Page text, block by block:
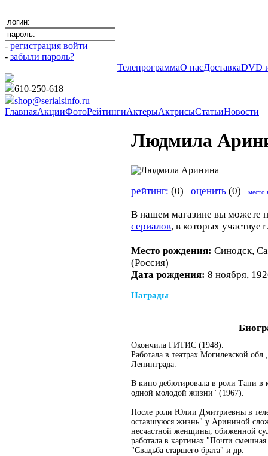
- регистрация войти
- забыли пароль?
ТелепрограммаО насДоставкаDVD
610-250-618
shop@serialsinfo.ru
ГлавнаяАкцииФотоРейтингиАктерыАктрисыСтатьиНовости
Людмила
рейтинг: (0) оценить (0) место
В нашем магазине вы можете
сериалов, в которых
Место рождения: Синодск,
(Россия)
Дата рождения: 8 ноября,
Награды
Окончила ГИТИС (1948).
Работала в театрах Могилевской
Ленинграда.
В кино дебютировала в роли Тани в
одной молодой жизни" (1967).
После роли Юлии Дмитриевны в
оставшуюся жизнь" у Арининой
несчастной женщины, обиженной
работала в картинах "Почти
"Свадьба старшего брата" и др.